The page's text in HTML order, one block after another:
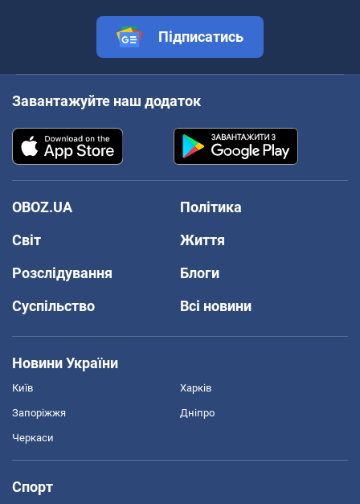
Підписатись
Завантажуйте наш додаток
OBOZ.UA
Політика
Світ
Життя
Розслідування
Блоги
Суспільство
Всі новини
Новини України
Київ Харків
Запоріжжя Дніпро
Черкаси
Спорт